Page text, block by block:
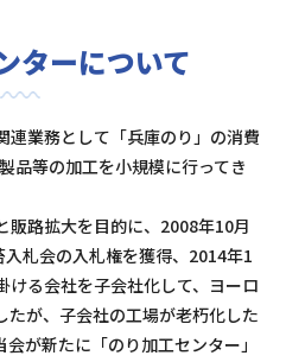
ターについて
業務として「兵庫のり」の消費
品等の加工を小規模に行ってき
販路拡大を目的に、2008年10月
札会の入札権を獲得、2014年1
ける会社を子会社化して、ヨーロ
たが、子会社の工場が老朽化した
が新たに「のり加工センター」